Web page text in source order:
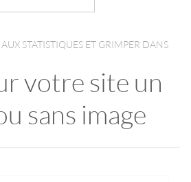
STATISTIQUES ET GRIMPER DANS
votre site un
sans image